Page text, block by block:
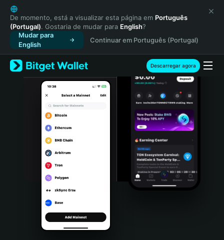
English
日本語
Tiếng Việt
Русский
Español (Latinoamérica)
Türkçe
Italiano
Português (Portugal)
Bahasa Indonesia
Português (Brasil)
Español (Argentina)
De momento, está a visualizar esta página em Português
(Portugal). Gostaria de mudar para English?
Mudar para
English
Continuar em Português (Portugal)
Descarregar agora